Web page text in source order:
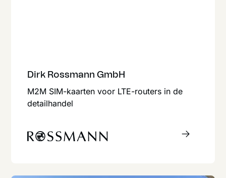
Dirk Rossmann GmbH
M2M SIM-kaarten voor LTE-routers in de
detailhandel